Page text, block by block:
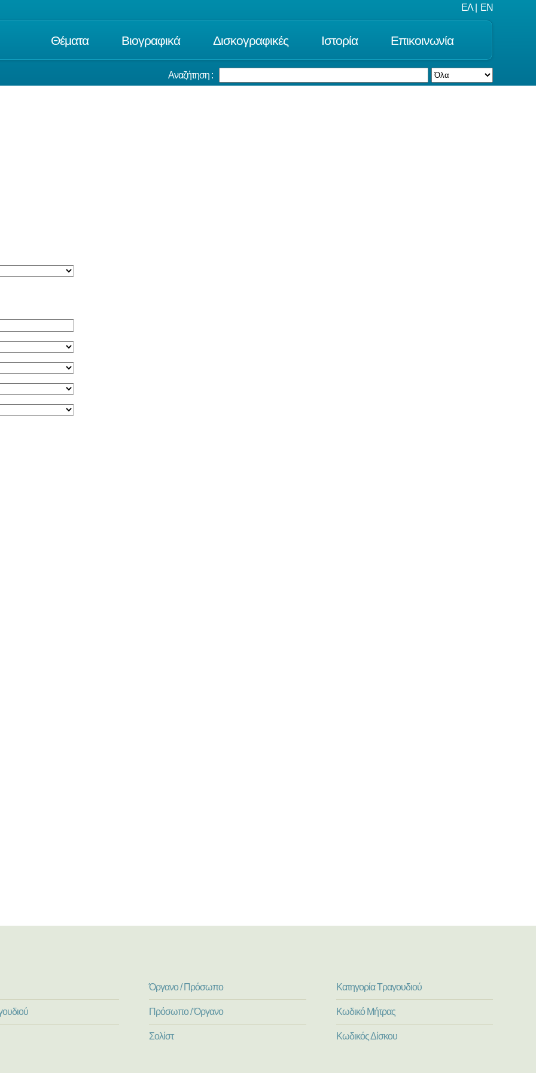
ΕΛ EN
Θέματα Βιογραφικά Δισκογραφικές Ιστορία Επικοινωνία
Αναζήτηση :
Όργανο / Πρόσωπο
Πρόσωπο / Όργανο
Σολίστ
Κατηγορία Τραγουδιού
Κωδικό Μήτρας
Κωδικός Δίσκου